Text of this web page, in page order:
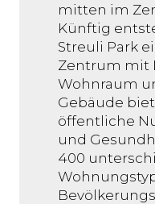
mitten im
Künftig
Streuli Park
Zentrum mit
Wohnraum
Gebäude
öffentliche
und
400